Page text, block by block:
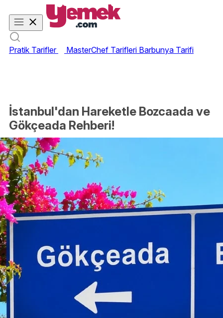
Pratik Tarifler MasterChef Tarifleri Barbunya Tarifi
İstanbul'dan Hareketle Bozcaada ve
Gökçeada Rehberi!